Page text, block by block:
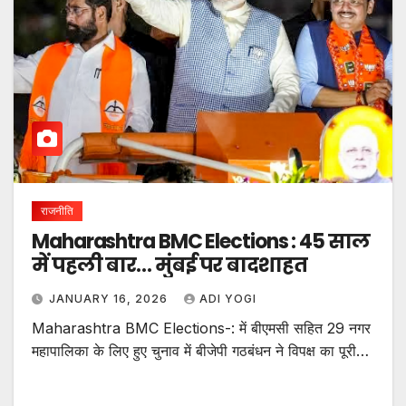
राजनीति
Maharashtra BMC Elections : 45 साल
में पहली बार… मुंबई पर बादशाहत
JANUARY 16, 2026 ADI YOGI
Maharashtra BMC Elections-: में बीएमसी सहित 29 नगर
महापालिका के लिए हुए चुनाव में बीजेपी गठबंधन ने विपक्ष का पूरी…